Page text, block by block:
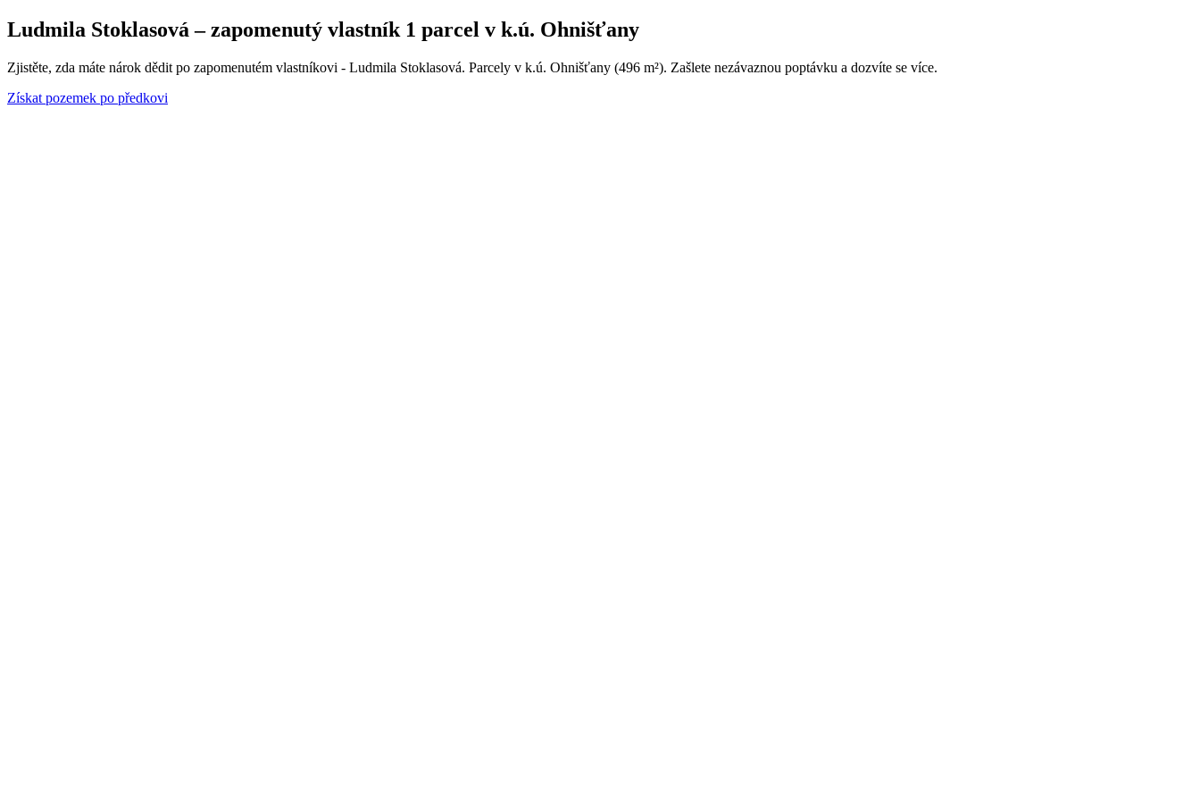
Ludmila Stoklasová – zapomenutý vlastník 1 parcel v k.ú. Ohnišťany
Zjistěte, zda máte nárok dědit po zapomenutém vlastníkovi - Ludmila Stoklasová. Parcely v k.ú. Ohnišťany (496 m²). Zašlete nezávaznou poptávku a dozvíte se více.
Získat pozemek po předkovi